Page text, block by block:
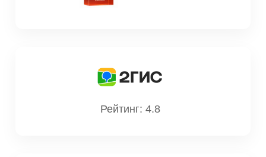
Дмитриевна
Рейтинг: 4.8